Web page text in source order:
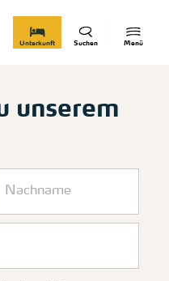
Menü
Suchen
Unterkunft
unserem